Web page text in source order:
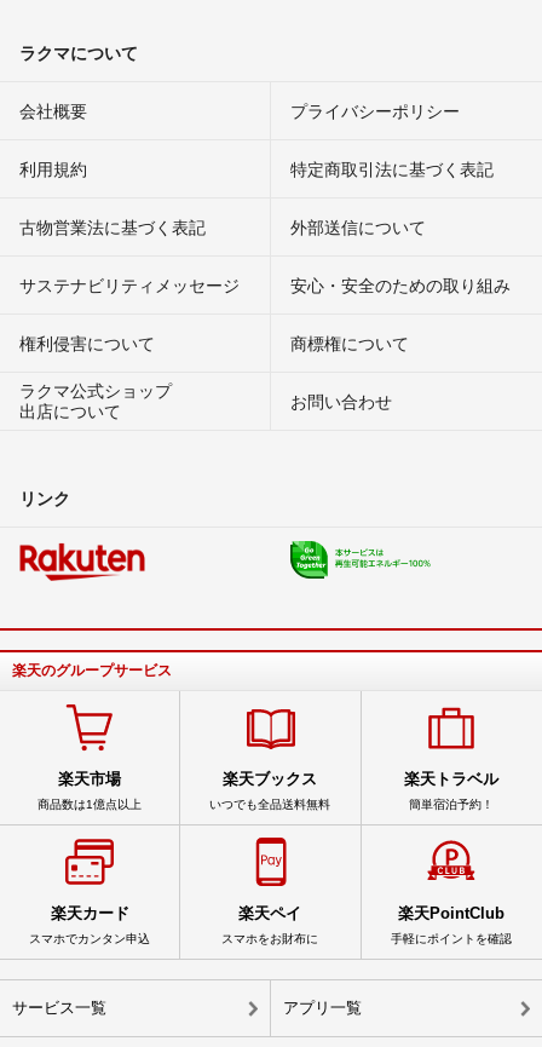
ラクマについて
会社概要 プライバシーポリシー
利用規約 特定商取引法に基づく表記
古物営業法に基づく表記 外部送信について
サステナビリティメッセージ 安心・安全のための取り組み
権利侵害について
商標権について
ラクマ公式ショップ
出店について
お問い合わせ
リンク
楽天のグループサービス
楽天市場
商品数は1億点以上
楽天ブックス
いつでも全品送料無料
楽天トラベル
簡単宿泊予約！
楽天カード
スマホでカンタン申込
楽天ペイ
スマホをお財布に
楽天PointClub
手軽にポイントを確認
サービス一覧 アプリ一覧